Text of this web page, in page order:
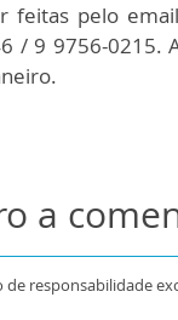
feitas pelo
/ 9 9756-0215.
a
de responsabilidade